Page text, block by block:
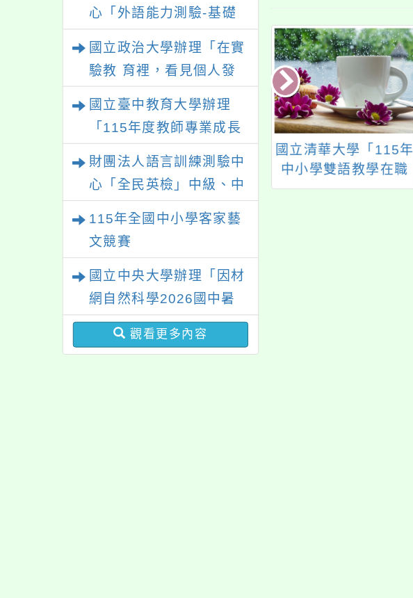
心「外語能力測驗-基礎
國立政治大學辦理「在實
驗教 育裡，看見個人發
國立臺中教育大學辦理
「115年度教師專業成長
財團法人語言訓練測驗中
心「全民英檢」中級、中
115年全國中小學客家藝
文競賽
國立中央大學辦理「因材
網自然科學2026國中暑
期課程」
觀看更多內容
施計畫─夢的N
元工作坊─南區
根。種子教師培育計
畫」5-6月份課程招生
國立清華大學「115年
中小學雙語教學在職
教師增能學分班」